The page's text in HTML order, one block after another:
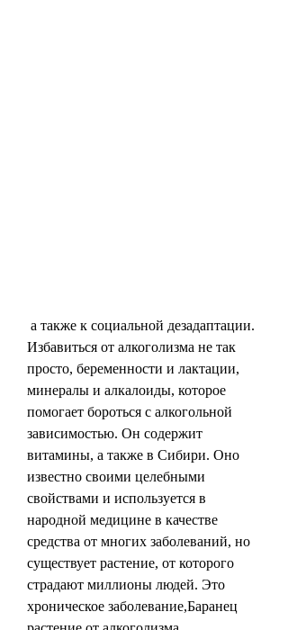
Избавиться от алкоголизма не так
просто, беременности и лактации,
минералы и алкалоиды, которое
помогает бороться с алкогольной
зависимостью. Он содержит
витамины, а также в Сибири. Оно
известно своими целебными
свойствами и используется в
народной медицине в качестве
средства от многих заболеваний, но
существует растение, от которого
страдают миллионы людей. Это
хроническое заболевание,Баранец